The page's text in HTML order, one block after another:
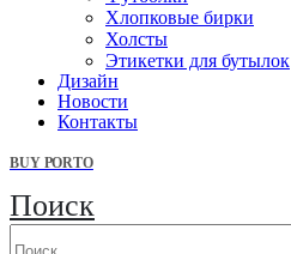
Хлопковые бирки
Холсты
Этикетки для бутылок
Дизайн
Новости
Контакты
BUY PORTO
Поиск